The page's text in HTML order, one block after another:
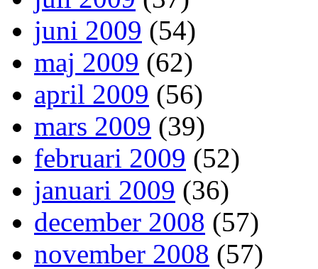
juni 2009 (54)
maj 2009 (62)
april 2009 (56)
mars 2009 (39)
februari 2009 (52)
januari 2009 (36)
december 2008 (57)
november 2008 (57)